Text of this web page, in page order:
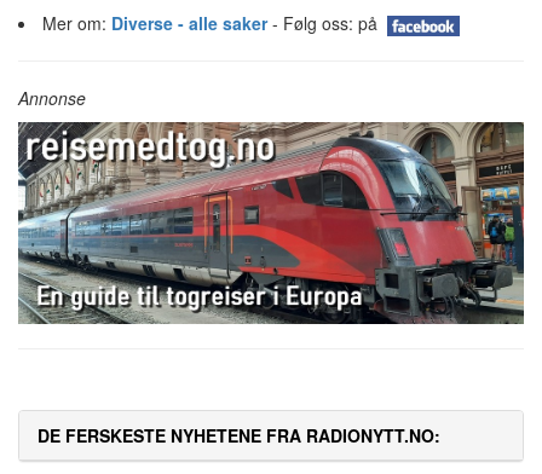
Mer om: Diverse - alle saker- Følg oss: på
Annonse
DE FERSKESTE NYHETENE FRA RADIONYTT.NO: